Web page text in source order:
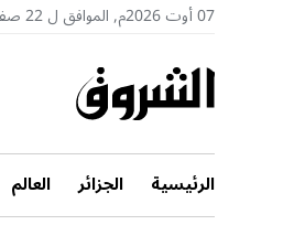
07 أوت 2026م, الموافق ل 22 صفر 1448هـ
الرئيسية الجزائر العالم